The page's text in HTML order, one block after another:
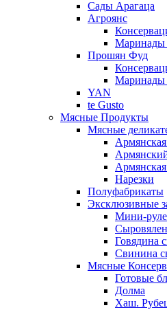
Сады Арагаца
Агроянс
Маринады
Прошян Фуд
YAN
te Gusto
Мясные Продукты
Мясные
Нарезки
Полуфабрикаты
Эксклюзивные
Мини-
Говядина
Свинина
Мясные
Готовые
Долма
Хаш.